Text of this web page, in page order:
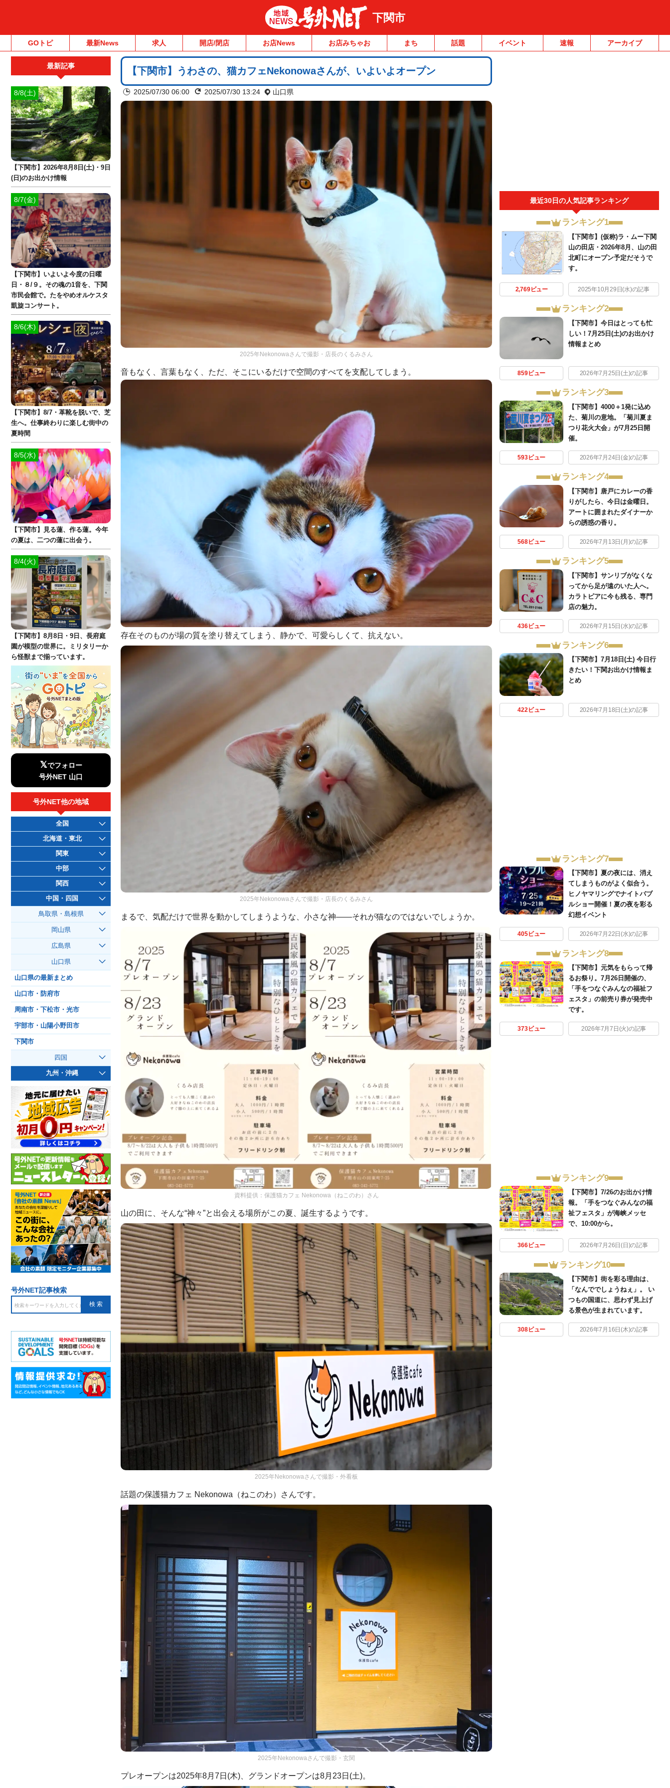
下関市
GOトピ 最新News 求人 開店/閉店 お店News お店みちゃお まち 話題 イベント 速報 アーカイブ
【下関市】うわさの、猫カフェNekonowaさんが、いよいよオープン
2025/07/30 06:00 2025/07/30 13:24 山口県
2025年Nekonowaさんで撮影・店長のくるみさん
音もなく、言葉もなく、ただ、そこにいるだけで空間のすべてを支配してしまう。
存在そのものが場の質を塗り替えてしまう、静かで、可愛らしくて、抗えない。
2025年Nekonowaさんで撮影・店長のくるみさん
まるで、気配だけで世界を動かしてしまうような、小さな神——それが猫なのではないでしょうか。
資料提供：保護猫カフェ Nekonowa（ねこのわ）さん
山の田に、そんな“神々”と出会える場所がこの夏、誕生するようです。
2025年Nekonowaさんで撮影・外看板
話題の保護猫カフェ Nekonowa（ねこのわ）さんです。
2025年Nekonowaさんで撮影・玄関
プレオープンは2025年8月7日(木)、グランドオープンは8月23日(土)。
最近30日の人気記事ランキング
ランキング1
【下関市】(仮称)ラ・ムー下関
山の田店・2026年8月、山の田
北町にオープン予定だそうで
す。
2,769ビュー 2025年10月29日(水)の記事
ランキング2
【下関市】今日はとっても忙
しい！7月25日(土)のお出かけ
情報まとめ
859ビュー 2026年7月25日(土)の記事
ランキング3
【下関市】4000＋1発に込め
た、菊川の意地。「菊川夏ま
つり花火大会」が7月25日開
催。
593ビュー 2026年7月24日(金)の記事
ランキング4
【下関市】唐戸にカレーの香
りがしたら、今日は金曜日。
アートに囲まれたダイナーか
らの誘惑の香り。
568ビュー 2026年7月13日(月)の記事
ランキング5
【下関市】サンリブがなくな
ってから足が遠のいた人へ。
カラトピアに今も残る、専門
店の魅力。
436ビュー 2026年7月15日(水)の記事
ランキング6
【下関市】7月18日(土) 今日行
きたい！下関お出かけ情報ま
とめ
422ビュー 2026年7月18日(土)の記事
ランキング7
【下関市】夏の夜には、消え
てしまうものがよく似合う。
ヒノヤマリングでナイトバブ
ルショー開催！夏の夜を彩る
幻想イベント
405ビュー 2026年7月22日(水)の記事
ランキング8
【下関市】元気をもらって帰
るお祭り。7月26日開催の、
「手をつなぐみんなの福祉フ
ェスタ」の前売り券が発売中
です。
373ビュー 2026年7月7日(火)の記事
ランキング9
【下関市】7/26のお出かけ情
報。「手をつなぐみんなの福
祉フェスタ」が海峡メッセ
で、10:00から。
366ビュー 2026年7月26日(日)の記事
ランキング10
【下関市】街を彩る理由は、
「なんででしょうねぇ」。 い
つもの国道に、思わず見上げ
る景色が生まれています。
308ビュー 2026年7月16日(木)の記事
最新記事
8/8(土)
【下関市】2026年8月8日(土)・9日
(日)のお出かけ情報
8/7(金)
【下関市】いよいよ今度の日曜
日・８/９。その魂の1音を、下関
市民会館で。たをやめオルケスタ
凱旋コンサート。
8/6(木)
【下関市】8/7・革靴を脱いで、芝
生へ。仕事終わりに楽しむ街中の
夏時間
8/5(水)
【下関市】見る蓮、作る蓮。今年
の夏は、二つの蓮に出会う。
8/4(火)
【下関市】8月8日・9日、長府庭
園が模型の世界に。ミリタリーか
ら怪獣まで揃っています。
𝕏でフォロー
号外NET 山口
号外NET他の地域
全国
北海道・東北
関東
中部
関西
中国・四国
鳥取県・島根県
岡山県
広島県
山口県
山口県の最新まとめ
山口市・防府市
周南市・下松市・光市
宇部市・山陽小野田市
下関市
四国
九州・沖縄
号外NET記事検索